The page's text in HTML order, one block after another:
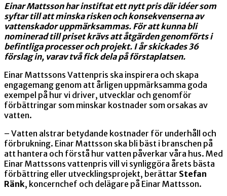
Einar Mattsson har instiftat ett nytt pris där idéer som
syftar till att minska risken och konsekvenserna av
vattenskador uppmärksammas. För att kunna bli
nominerad till priset krävs att åtgärden genomförts i
befintliga processer och projekt. I år skickades 36
förslag in, varav två fick dela på förstaplatsen.
Einar Mattssons Vattenpris ska inspirera och skapa
engagemang genom att årligen uppmärksamma goda
exempel på hur vi driver, utvecklar och genomför
förbättringar som minskar kostnader som orsakas av
vatten.
– Vatten alstrar betydande kostnader för underhåll och
förbrukning. Einar Mattsson ska bli bäst i branschen på
att hantera och förstå hur vatten påverkar våra hus. Med
Einar Mattssons vattenpris vill vi synliggöra årets bästa
förbättring eller utvecklingsprojekt, berättar Stefan
Ränk, koncernchef och delägare på Einar Mattsson.